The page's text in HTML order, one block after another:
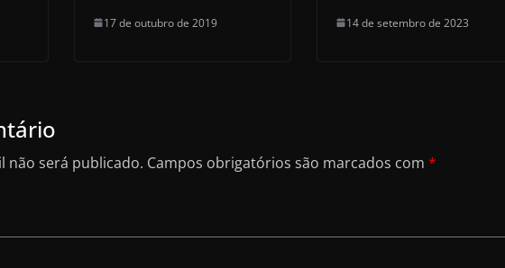
17 de outubro de 2019 14 de setembro de 2023
não será publicado. Campos obrigatórios são marcados com *